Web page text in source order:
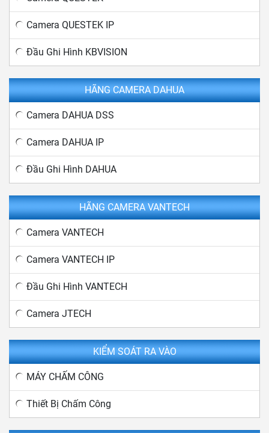
Camera QUESTEK IP
Đầu Ghi Hình KBVISION
HÃNG CAMERA DAHUA
Camera DAHUA DSS
Camera DAHUA IP
Đầu Ghi Hình DAHUA
HÃNG CAMERA VANTECH
Camera VANTECH
Camera VANTECH IP
Đầu Ghi Hình VANTECH
Camera JTECH
KIỂM SOÁT RA VÀO
MÁY CHẤM CÔNG
Thiết Bị Chấm Công